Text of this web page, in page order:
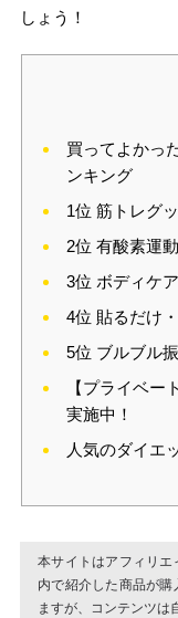
しょう！
買ってよかっ
ンキング
1位 筋トレグ
2位 有酸素運
3位 ボディケ
4位 貼るだけ
5位 ブルブル
【プライベー
実施中！
人気のダイエ
本サイトはアフィリ
内で紹介した商品が
ますが、コンテンツは